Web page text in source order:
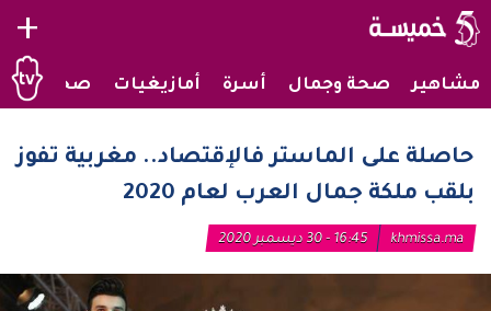
+
مشاهير صحة وجمال أسرة أمازيغيات صحراويات
حاصلة على الماستر فالإقتصاد.. مغربية تفوز
بلقب ملكة جمال العرب لعام 2020
khmissa.ma 16:45 - 30 ديسمبر 2020